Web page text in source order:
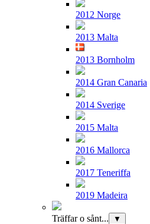
2012 Norge
2013 Malta
2013 Bornholm
2014 Gran Canaria
2014 Sverige
2015 Malta
2016 Mallorca
2017 Teneriffa
2019 Madeira
Träffar o sånt... ▼